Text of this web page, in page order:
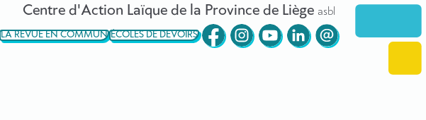
Centre d'Action Laïque de la Province de Liège asbl
LA REVUE EN COMMUN ÉCOLES DE DEVOIRS